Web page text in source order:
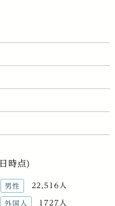
時点)
男性 22,516人
外国人 1727人